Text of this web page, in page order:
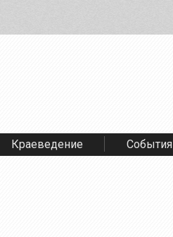
Краеведение События